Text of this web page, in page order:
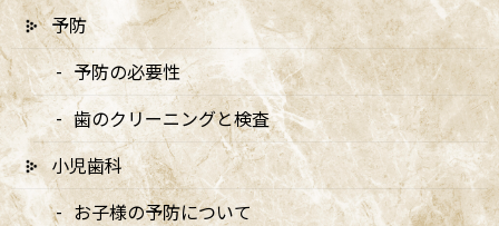
で、患者様に快適な体験を提供しつつ、歯科医師にとっても高精度
な治療計画が可能になります。
予防
予防の必要性
歯のクリーニングと検査
小児歯科
お子様の予防について